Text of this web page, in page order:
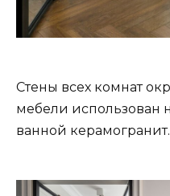
Стены всех комнат
мебели использован
ванной керамогранит.